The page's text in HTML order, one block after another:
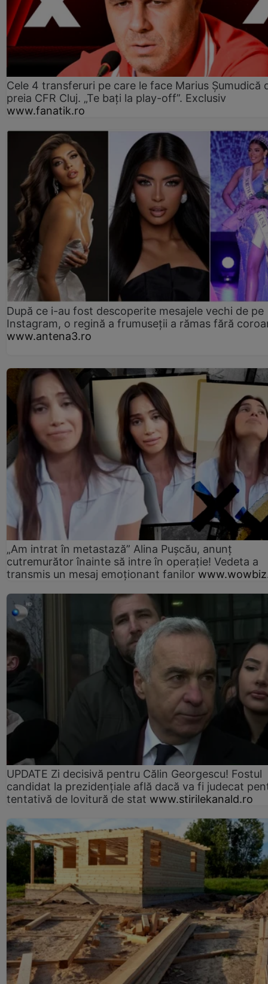
Cele 4 transferuri pe care le face Marius Șumudică
preia CFR Cluj. „Te bați la play-off”. Exclusiv
www.fanatik.ro
După ce i-au fost descoperite mesajele vechi de pe
Instagram, o regină a frumuseții a rămas fără
www.antena3.ro
„Am intrat în metastază” Alina Pușcău, anunț
cutremurător înainte să intre în operație! Vedeta a
transmis un mesaj emoționant fanilor
UPDATE Zi decisivă pentru Călin Georgescu! Fostul
candidat la prezidențiale află dacă va fi judecat
tentativă de lovitură de stat www.stirilekanald.ro